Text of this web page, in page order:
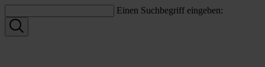
Einen Suchbegriff eingeben: